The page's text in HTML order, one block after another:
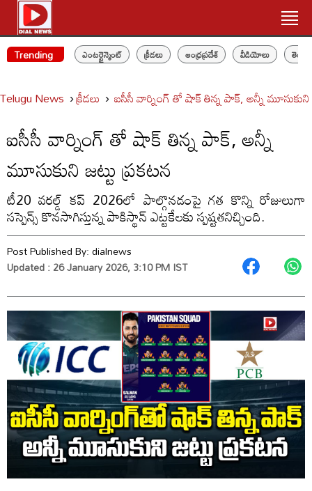
Trending ఎంటర్టైన్మెంట్ క్రీడలు ఆంధ్రప్రదేశ్ వీడియోలు
Telugu News క్రీడలు ఐసీసీ వార్నింగ్ తో షాక్ తిన్న పాక్, అన్నీ మూసుకుని
ఐసీసీ వార్నింగ్ తో షాక్ తిన్న పాక్, అన్నీ
మూసుకుని జట్టు ప్రకటన
టీ20 వరల్డ్ కప్ 2026లో పాల్గొనడంపై గత కొన్ని రోజులుగా
సస్పెన్స్ కొనసాగిస్తున్న పాకిస్థాన్ ఎట్టకేలకు స్పష్టతనిచ్చింది.
Post Published By:dialnews
Updated : 26 January 2026, 3:10 PM IST